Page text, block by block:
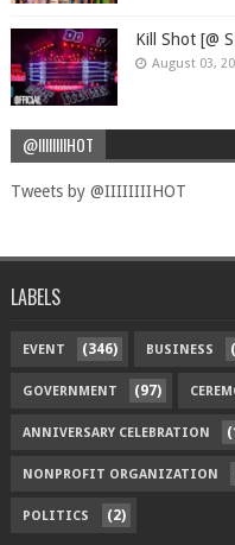
Kill Shot [@
August 03,
@IIIIIIIIHOT
Tweets by @IIIIIIIIHOT
LABELS
EVENT (346) BUSINESS
GOVERNMENT (97)
ANNIVERSARY CELEBRATION
NONPROFIT ORGANIZATION
POLITICS (2)